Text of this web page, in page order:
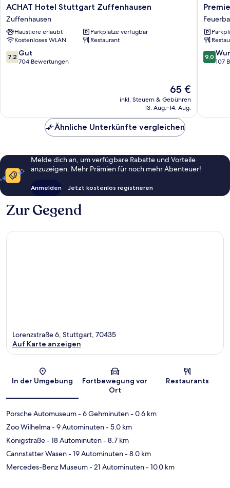
ACHAT
Hotel
Stuttgart
Zuffenhausen
Zuffenhausen
ACHAT Hotel Stuttgart Zuffenhausen
Zuffenhausen
Haustiere erlaubt
Parkplätze verfügbar
Kostenloses WLAN
Restaurant
7.2
von
7,2 Gut
704 Bewertungen
Der
Preis
beträgt
65 €
inkl. Steuern & Gebühren
13. Aug.–14. Aug.
Premier
Inn
9.0
von
9,0
107
Ähnliche Unterkünfte vergleichen
Melde dich an, um verfügbare Rabatte und Vorteile
anzuzeigen. Mehr Prämien für noch mehr Abenteuer!
Anmelden Jetzt kostenlos registrieren
Zur Gegend
Karte
Lorenzstraße 6, Stuttgart, 70435
Auf Karte anzeigen
In der Umgebung
Fortbewegung vor
Ort
Restaurants
Porsche Automuseum- 6 Gehminuten- 0.6 km
Zoo Wilhelma- 9 Autominuten- 5.0 km
Königstraße- 18 Autominuten- 8.7 km
Cannstatter Wasen- 19 Autominuten- 8.0 km
Mercedes-Benz Museum- 21 Autominuten- 10.0 km